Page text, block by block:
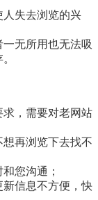
人失去浏览的兴
无所用也无法吸
，需要对老网站
再浏览下去找不
您沟通；
信息不方便，快